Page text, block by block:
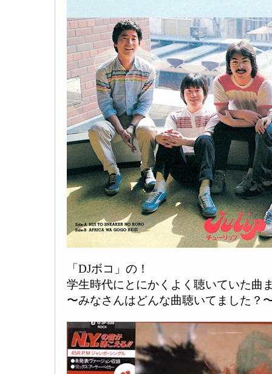
「DJボコ」の！
学生時代にとにかくよく聴いていた曲
〜みなさんはどんな曲聴いてました？